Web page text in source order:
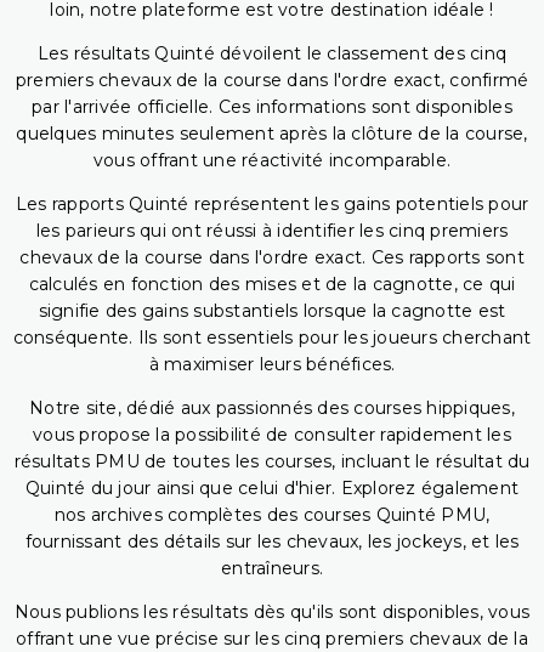
loin, notre plateforme est votre destination idéale !
Les résultats Quinté dévoilent le classement des cinq
premiers chevaux de la course dans l'ordre exact, confirmé
par l'arrivée officielle. Ces informations sont disponibles
quelques minutes seulement après la clôture de la course,
vous offrant une réactivité incomparable.
Les rapports Quinté représentent les gains potentiels pour
les parieurs qui ont réussi à identifier les cinq premiers
chevaux de la course dans l'ordre exact. Ces rapports sont
calculés en fonction des mises et de la cagnotte, ce qui
signifie des gains substantiels lorsque la cagnotte est
conséquente. Ils sont essentiels pour les joueurs cherchant
à maximiser leurs bénéfices.
Notre site, dédié aux passionnés des courses hippiques,
vous propose la possibilité de consulter rapidement les
résultats PMU de toutes les courses, incluant le résultat du
Quinté du jour ainsi que celui d'hier. Explorez également
nos archives complètes des courses Quinté PMU,
fournissant des détails sur les chevaux, les jockeys, et les
entraîneurs.
Nous publions les résultats dès qu'ils sont disponibles, vous
offrant une vue précise sur les cinq premiers chevaux de la